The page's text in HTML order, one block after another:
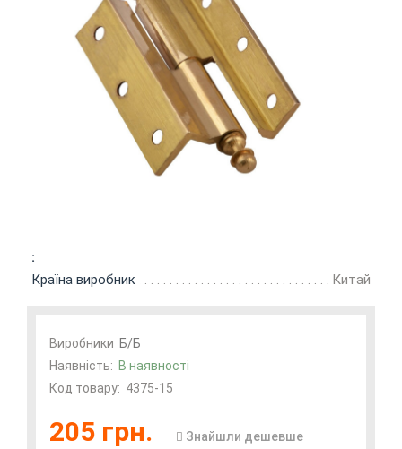
:
Країна виробник
Китай
Виробники Б/Б
Наявність: В наявності
Код товару: 4375-15
205 грн. Знайшли дешевше